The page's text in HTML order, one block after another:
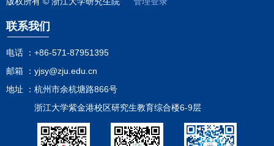
联系我们
电话 ： +86-571-87951395
邮箱 ： yjsy@zju.edu.cn
地址 ： 杭州市余杭塘路866号
浙江大学紫金港校区研究生教育综合楼6-9层